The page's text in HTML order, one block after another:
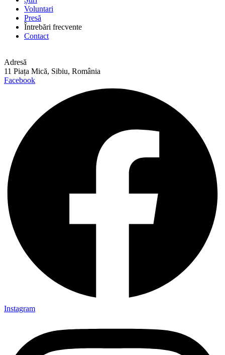
Voluntari
Presă
Întrebări frecvente
Contact
Adresă
11 Piața Mică, Sibiu, România
Facebook
Instagram